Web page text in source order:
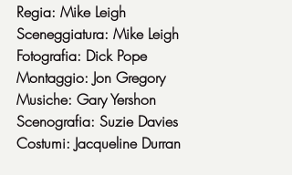
Regia: Mike Leigh
Sceneggiatura: Mike Leigh
Fotografia: Dick Pope
Montaggio: Jon Gregory
Musiche: Gary Yershon
Scenografia: Suzie Davies
Costumi: Jacqueline Durran